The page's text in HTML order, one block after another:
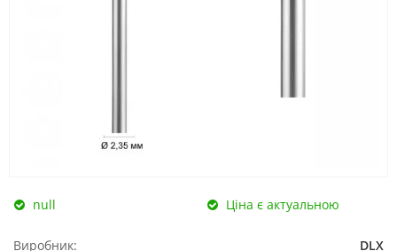
null Ціна є актуальною
Виробник:
DLX